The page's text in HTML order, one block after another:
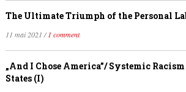
The Ultimate Triumph of the Personal
11 mai 2021 /1 comment
„And I Chose America”/ Systemic
States (I)